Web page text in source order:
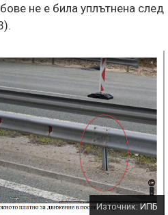
не е била уплътнена след
Източник: ИПБ